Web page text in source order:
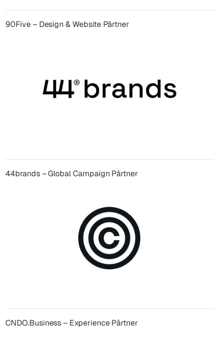
90Five – Design & Website Pårtner
44brands – Global Campaign Pårtner
CNDO.Business – Experience Pårtner